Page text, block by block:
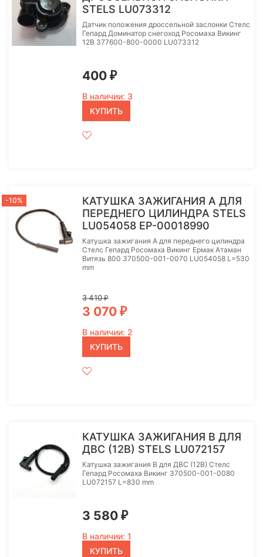
STELS LU073312
Датчик положения дроссельной заслонки Стелс
Гепард Доминатор снегоход Росомаха Викинг
12В 377600-800-0000 LU073312
400 ₽
В наличии: 3
КУПИТЬ
-10%
КАТУШКА ЗАЖИГАНИЯ A ДЛЯ
ПЕРЕДНЕГО ЦИЛИНДРА STELS
LU054058 EP-00018990
Катушка зажигания A для переднего цилиндра
Стелс Гепард Росомаха Викинг Ермак Атаман
Витязь 800 370500-001-0070 LU054058 L=530
mm
3 410₽
3 070 ₽
В наличии: 2
КУПИТЬ
КАТУШКА ЗАЖИГАНИЯ B ДЛЯ
ДВС (12В) STELS LU072157
Катушка зажигания B для ДВС (12В) Стелс
Гепард Росомаха Викинг 370500-001-0080
LU072157 L=830 mm
3 580 ₽
В наличии: 1
КУПИТЬ